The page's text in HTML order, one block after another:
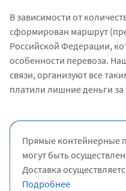
В зависимости от
сформирован маршрут
Российской Федерации,
особенности перевоза.
связи, организуют все
платили лишние деньги за
Прямые контейнерные
могут быть
Доставка
Ваш груз будет
Подробнее